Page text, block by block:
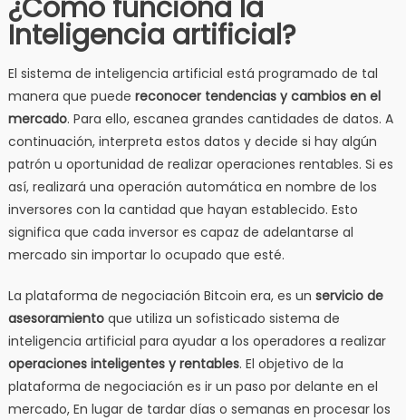
¿Como funciona la
Inteligencia artificial?
El sistema de inteligencia artificial está programado de tal
manera que puede reconocer tendencias y cambios en el
mercado. Para ello, escanea grandes cantidades de datos. A
continuación, interpreta estos datos y decide si hay algún
patrón u oportunidad de realizar operaciones rentables. Si es
así, realizará una operación automática en nombre de los
inversores con la cantidad que hayan establecido. Esto
significa que cada inversor es capaz de adelantarse al
mercado sin importar lo ocupado que esté.
La plataforma de negociación Bitcoin era, es un servicio de
asesoramientoque utiliza un sofisticado sistema de
inteligencia artificial para ayudar a los operadores a realizar
operaciones inteligentes y rentables. El objetivo de la
plataforma de negociación es ir un paso por delante en el
mercado, En lugar de tardar días o semanas en procesar los